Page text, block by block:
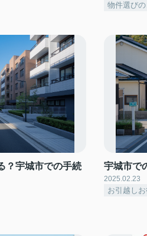
物件選びの
？宇城市での手続
宇城市で
2025.02.23
お引越し